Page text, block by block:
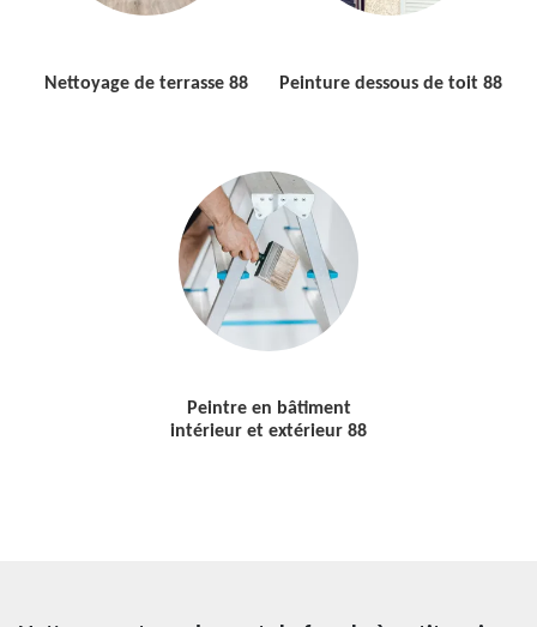
Nettoyage de terrasse 88 Peinture dessous de toit 88
Peintre en bâtiment
intérieur et extérieur 88